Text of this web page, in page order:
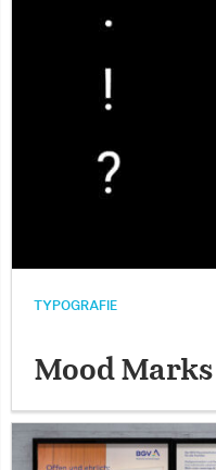
TYPOGRAFIE
Mood